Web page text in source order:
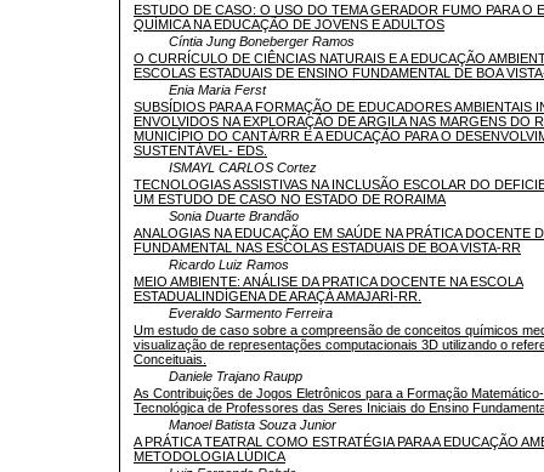
ESTUDO DE CASO: O USO DO TEMA GERADOR FUMO PARA O
QUÍMICA NA EDUCAÇÃO DE JOVENS E ADULTOS
Cíntia Jung Boneberger Ramos
O CURRÍCULO DE CIÊNCIAS NATURAIS E A EDUCAÇÃO
ESCOLAS ESTADUAIS DE ENSINO FUNDAMENTAL DE BOA
Enia Maria Ferst
SUBSÍDIOS PARA A FORMAÇÃO DE EDUCADORES AMBIENTAIS
ENVOLVIDOS NA EXPLORAÇÃO DE ARGILA NAS MARGENS DO
MUNICÍPIO DO CANTÁ/RR E A EDUCAÇÃO PARA O
SUSTENTÁVEL- EDS.
ISMAYL CARLOS Cortez
TECNOLOGIAS ASSISTIVAS NA INCLUSÃO ESCOLAR DO
UM ESTUDO DE CASO NO ESTADO DE RORAIMA
Sonia Duarte Brandão
ANALOGIAS NA EDUCAÇÃO EM SAÚDE NA PRÁTICA DOCENTE
FUNDAMENTAL NAS ESCOLAS ESTADUAIS DE BOA VISTA-RR
Ricardo Luiz Ramos
MEIO AMBIENTE: ANÁLISE DA PRATICA DOCENTE NA ESCOLA
ESTADUALINDÍGENA DE ARAÇÁ AMAJARÍ-RR.
Everaldo Sarmento Ferreira
Um estudo de caso sobre a compreensão de conceitos químicos
visualização de representações computacionais 3D utilizando o
Conceituais.
Daniele Trajano Raupp
As Contribuições de Jogos Eletrônicos para a Formação
Tecnológica de Professores das Seres Iniciais do Ensino
Manoel Batista Souza Junior
A PRÁTICA TEATRAL COMO ESTRATÉGIA PARA A EDUCAÇÃO
METODOLOGIA LÚDICA